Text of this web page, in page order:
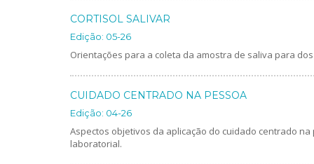
CORTISOL SALIVAR
Edição: 05-26
Orientações para a coleta da amostra de saliva para
CUIDADO CENTRADO NA PESSOA
Edição: 04-26
Aspectos objetivos da aplicação do cuidado centrado
laboratorial.